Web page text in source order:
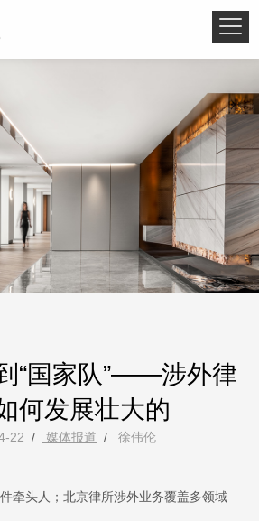
“国家队”——涉外律
何发展壮大的
22 / 媒体报道 / 徐伟伦
牵头人；北京律所涉外业务覆盖多领域